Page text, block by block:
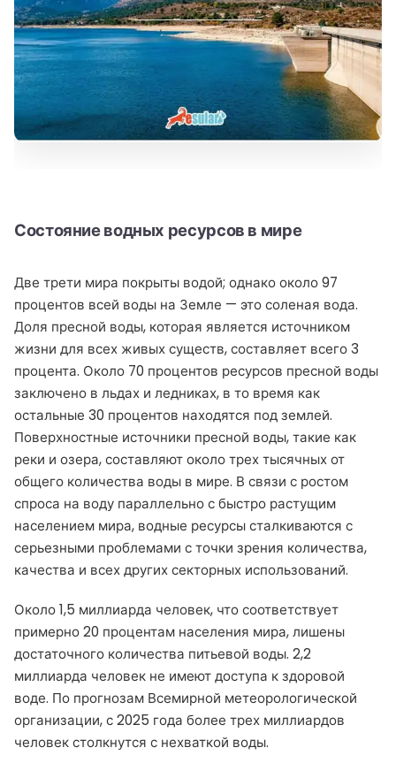
Состояние водных ресурсов в мире
Две трети мира покрыты водой; однако около 97
процентов всей воды на Земле — это соленая вода.
Доля пресной воды, которая является источником
жизни для всех живых существ, составляет всего 3
процента. Около 70 процентов ресурсов пресной воды
заключено в льдах и ледниках, в то время как
остальные 30 процентов находятся под землей.
Поверхностные источники пресной воды, такие как
реки и озера, составляют около трех тысячных от
общего количества воды в мире. В связи с ростом
спроса на воду параллельно с быстро растущим
населением мира, водные ресурсы сталкиваются с
серьезными проблемами с точки зрения количества,
качества и всех других секторных использований.
Около 1,5 миллиарда человек, что соответствует
примерно 20 процентам населения мира, лишены
достаточного количества питьевой воды. 2,2
миллиарда человек не имеют доступа к здоровой
воде. По прогнозам Всемирной метеорологической
организации, с 2025 года более трех миллиардов
человек столкнутся с нехваткой воды.